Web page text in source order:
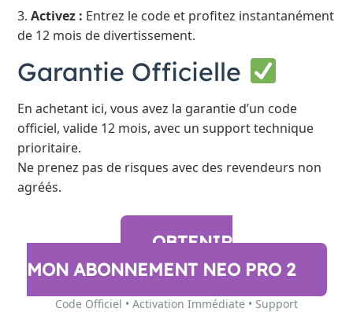
3.Activez : Entrez le code et profitez instantanément
de 12 mois de divertissement.
Garantie Officielle
En achetant ici, vous avez la garantie d’un code
officiel, valide 12 mois, avec un support technique
prioritaire.
Ne prenez pas de risques avec des revendeurs non
agréés.
OBTENIR
MON ABONNEMENT NEO PRO 2
Code Officiel • Activation Immédiate • Support